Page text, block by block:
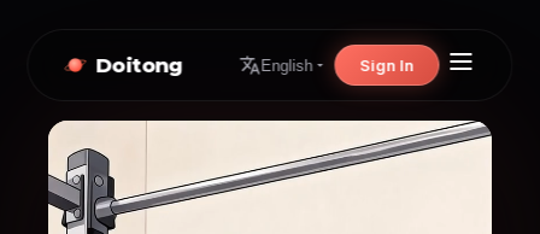
Doitong English Sign In